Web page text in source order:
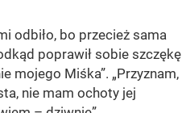
odbiło, bo przecież sama
poprawił sobie szczękę
mojego Miśka”. „Przyznam,
nie mam ochoty jej